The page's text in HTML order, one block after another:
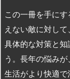
この一冊を手に
えない敵に対し
具体的な対策と知
う。長年の悩み
生活がより快適